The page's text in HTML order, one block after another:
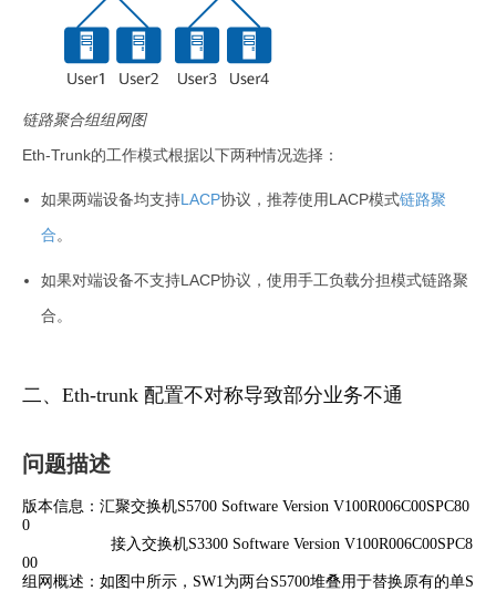
链路聚合组组网图
Eth-Trunk的工作模式根据以下两种情况选择：
如果两端设备均支持LACP协议，推荐使用LACP模式链路聚
合。
如果对端设备不支持LACP协议，使用手工负载分担模式链路聚
合。
二、Eth-trunk 配置不对称导致部分业务不通
问题描述
版本信息：汇聚交换机S5700 Software Version V100R006C00SPC80
0
接入交换机S3300 Software Version V100R006C00SPC8
00
组网概述：如图中所示，SW1为两台S5700堆叠用于替换原有的单S